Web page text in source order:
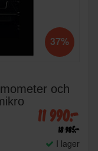
37%
och
11 990:-
18 985:-
I lager